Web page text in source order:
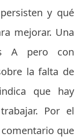
y qué
mejorar. Una
A pero con
la falta de
que hay
Por el
que